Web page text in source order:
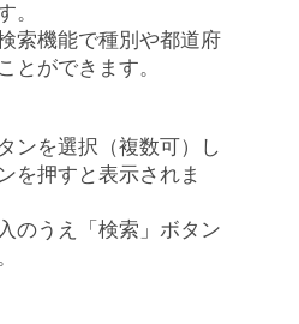
。
索機能で種別や都道府
とができます。
ンを選択（複数可）し
を押すと表示されま
のうえ「検索」ボタン